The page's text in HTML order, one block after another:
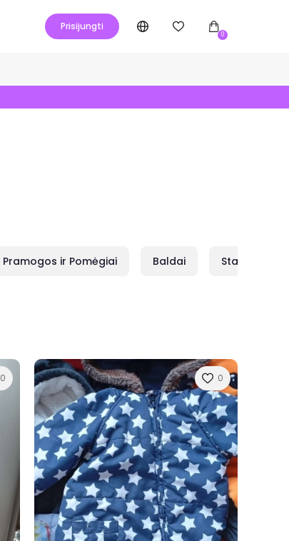
Prisijungti
0
Pramogos ir Pomėgiai Baldai Statybai
0 0